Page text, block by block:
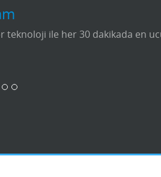
ile her 30 dakikada en